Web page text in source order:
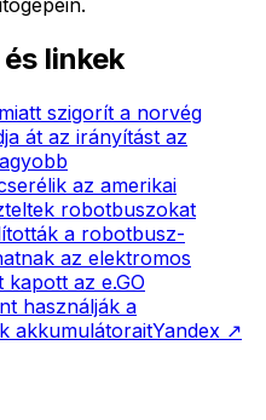
linkek
szigorít a norvég
át az irányítást az
az amerikai
robotbuszokat
a robotbusz-
az elektromos
kapott az e.GO
használják a
akkumulátoraitYandex ↗